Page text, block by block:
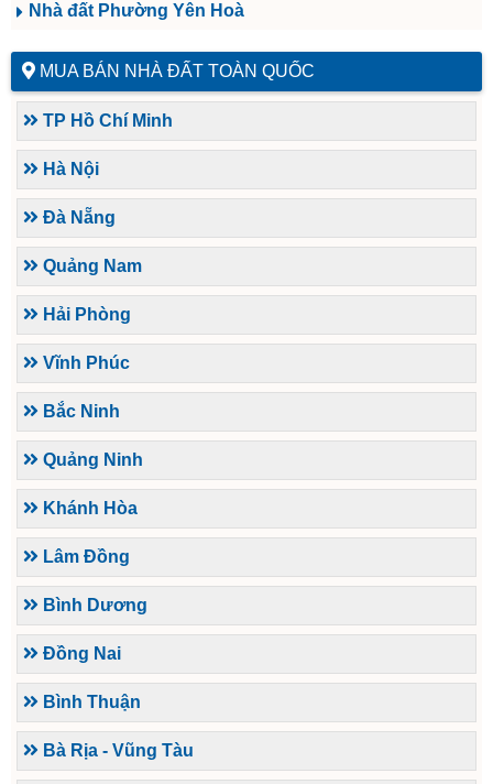
Nhà đất Phường Yên Hoà
MUA BÁN NHÀ ĐẤT TOÀN QUỐC
TP Hồ Chí Minh
Hà Nội
Đà Nẵng
Quảng Nam
Hải Phòng
Vĩnh Phúc
Bắc Ninh
Quảng Ninh
Khánh Hòa
Lâm Đồng
Bình Dương
Đồng Nai
Bình Thuận
Bà Rịa - Vũng Tàu